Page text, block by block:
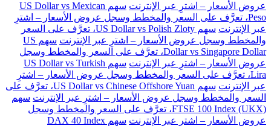
عروض الأسعار – اشترِ عبر الإنترنت
سهم US Dollar vs Mexican
Peso، تعرَّف على السعر والمخطط وسجل عروض الأسعار – اشترِ
عبر الإنترنت
سهم US Dollar vs Polish Zloty، تعرَّف على السعر
والمخطط وسجل عروض الأسعار – اشترِ عبر الإنترنت
سهم US
Dollar vs Singapore Dollar، تعرَّف على السعر والمخطط وسجل
عروض الأسعار – اشترِ عبر الإنترنت
سهم US Dollar vs Turkish
Lira، تعرَّف على السعر والمخطط وسجل عروض الأسعار – اشترِ
عبر الإنترنت
سهم US Dollar vs Chinese Offshore Yuan، تعرَّف على
السعر والمخطط وسجل عروض الأسعار – اشترِ عبر الإنترنت سهم
FTSE 100 Index (UKX)، تعرَّف على السعر والمخطط وسجل
عروض الأسعار – اشترِ عبر الإنترنت
سهم DAX 40 Index